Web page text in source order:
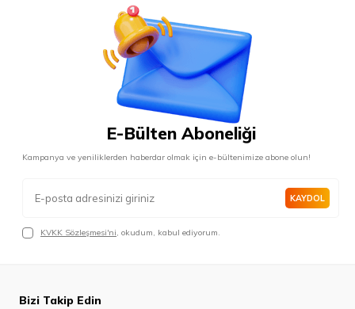
E-Bülten Aboneliği
Kampanya ve yeniliklerden haberdar olmak için e-bültenimize abone olun!
KAYDOL
KVKK Sözleşmesi'ni, okudum, kabul ediyorum.
Bizi Takip Edin